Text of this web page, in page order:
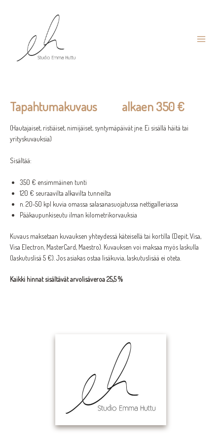
Tapahtumakuvaus
Tapahtumakuvaus alkaen350 €
(Hautajaiset, ristiäiset, nimijäiset, syntymäpäivät jne. Ei sisällä häitä tai
yrityskuvauksia)
Sisältää:
350 € ensimmäinen tunti
120 € seuraavilta alkavilta tunneilta
n. 20-50 kpl kuvia omassa salasanasuojatussa nettigalleriassa
Pääkaupunkiseutu ilman kilometrikorvauksia
Kuvaus maksetaan kuvauksen yhteydessä käteisellä tai kortilla (Depit, Visa,
Visa Electron, MasterCard, Maestro). Kuvauksen voi maksaa myös laskulla
(laskutuslisä 5 €). Jos asiakas ostaa lisäkuvia, laskutuslisää ei oteta.
Kaikki hinnat sisältävät arvolisäveroa 25,5 %